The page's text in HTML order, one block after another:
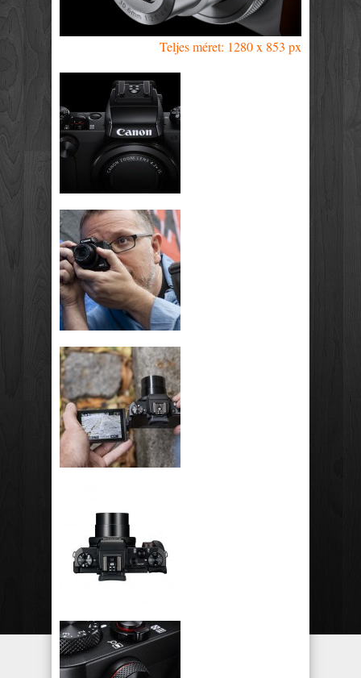
Teljes méret: 1280 x 853 px